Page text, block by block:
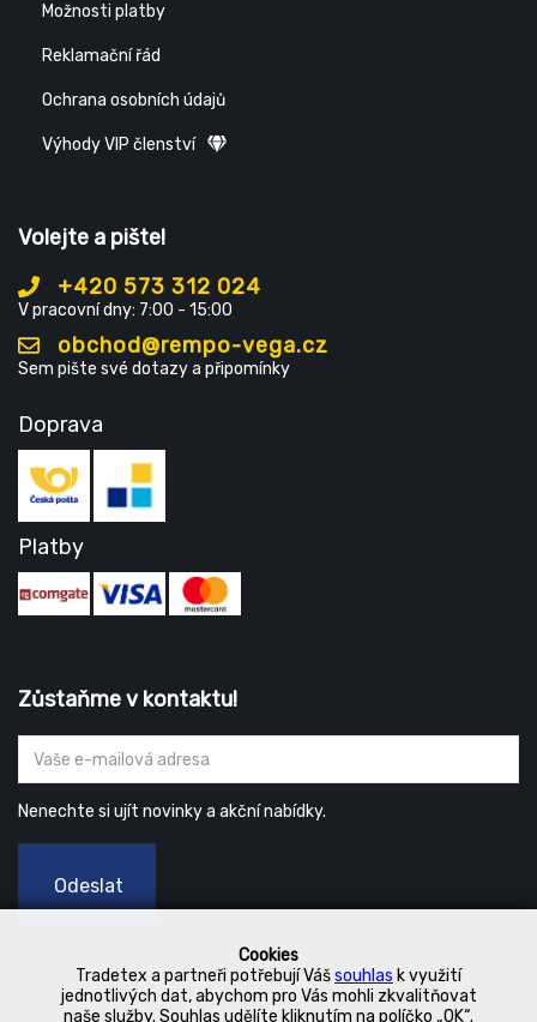
Cookies
Tradetex a partneři potřebují Vášsouhlas k využití
jednotlivých dat, abychom pro Vás mohli zkvalitňovat
naše služby. Souhlas udělíte kliknutím na políčko „OK“.
Možnosti platby
Reklamační řád
Ochrana osobních údajů
Výhody VIP členství
Volejte a pište!
+420 573 312 024
V pracovní dny: 7:00 - 15:00
obchod@rempo-vega.cz
Sem pište své dotazy a připomínky
Doprava
Platby
Zůstaňme v kontaktu!
Nenechte si ujít novinky a akční nabídky.
Odeslat